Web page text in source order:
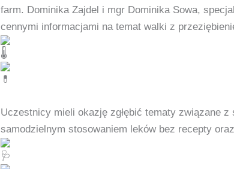
farm. Dominika Zajdel i mgr Dominika Sowa,
cennymi informacjami na temat walki z
Uczestnicy mieli okazję zgłębić tematy związane
samodzielnym stosowaniem leków bez recepty